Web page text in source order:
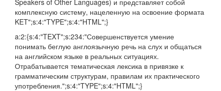
комплексную систему, нацеленную на освоение формата
KET";s:4:"TYPE";s:4:"HTML";}
a:2:{s:4:"TEXT";s:234:"Совершенствуется умение
понимать беглую англоязычную речь на слух и общаться
на английском языке в реальных ситуациях.
Отрабатывается тематическая лексика в привязке к
грамматическим структурам, правилам их практического
употребления.";s:4:"TYPE";s:4:"HTML";}